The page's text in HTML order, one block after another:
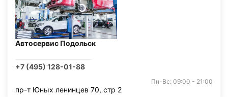
Автосервис Подольск
+7 (495) 128-01-88
Пн-Вс: 09:00 - 21:00
пр-т Юных ленинцев 70, стр 2